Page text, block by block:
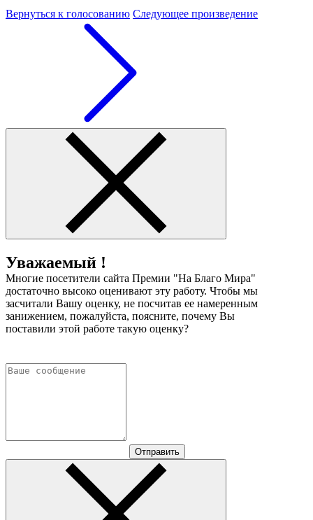
Вернуться к голосованию Следующее произведение
Уважаемый !
Многие посетители сайта Премии "На Благо Мира"
достаточно высоко оценивают эту работу. Чтобы мы
засчитали Вашу оценку, не посчитав ее намеренным
занижением, пожалуйста, поясните, почему Вы
поставили этой работе такую оценку?
Отправить